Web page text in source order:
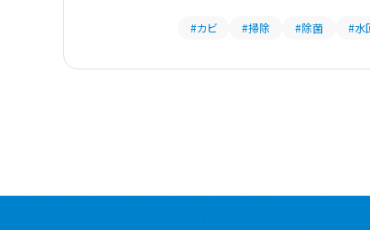
#カビ #掃除 #除菌 #水